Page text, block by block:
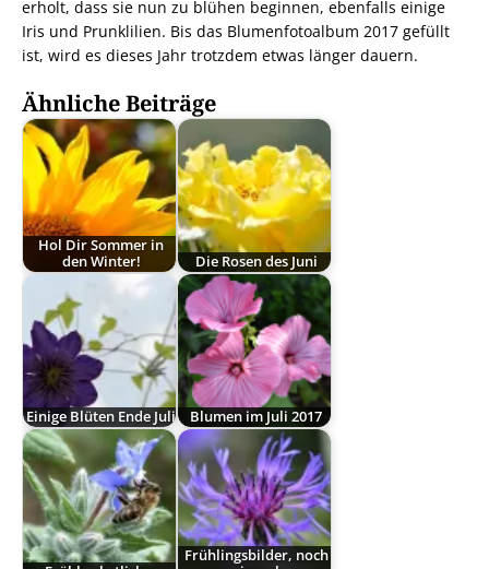
erholt, dass sie nun zu blühen beginnen, ebenfalls einige
Iris und Prunklilien. Bis das Blumenfotoalbum 2017 gefüllt
ist, wird es dieses Jahr trotzdem etwas länger dauern.
Ähnliche Beiträge
Hol Dir Sommer in
den Winter!
Die Rosen des Juni
Einige Blüten Ende Juli Blumen im Juli 2017
Frühlingsbilder, noch